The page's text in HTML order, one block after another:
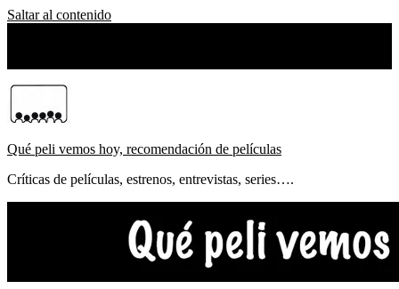
Saltar al contenido
Qué peli vemos hoy, recomendación de películas
Críticas de películas, estrenos, entrevistas, series….